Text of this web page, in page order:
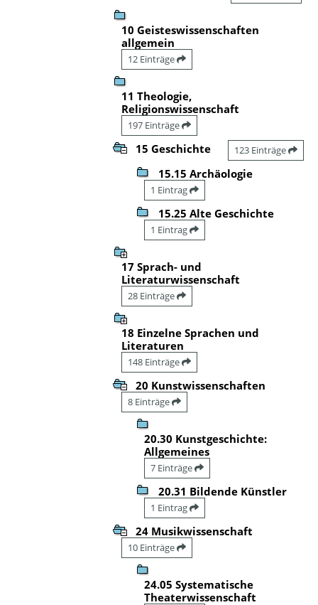
10 Geisteswissenschaften
allgemein
12 Einträge
11 Theologie,
Religionswissenschaft
197 Einträge
15 Geschichte 123 Einträge
15.15 Archäologie
1 Eintrag
15.25 Alte Geschichte
1 Eintrag
17 Sprach- und
Literaturwissenschaft
28 Einträge
18 Einzelne Sprachen und
Literaturen
148 Einträge
20 Kunstwissenschaften
8 Einträge
20.30 Kunstgeschichte:
Allgemeines
7 Einträge
20.31 Bildende Künstler
1 Eintrag
24 Musikwissenschaft
10 Einträge
24.05 Systematische
Theaterwissenschaft